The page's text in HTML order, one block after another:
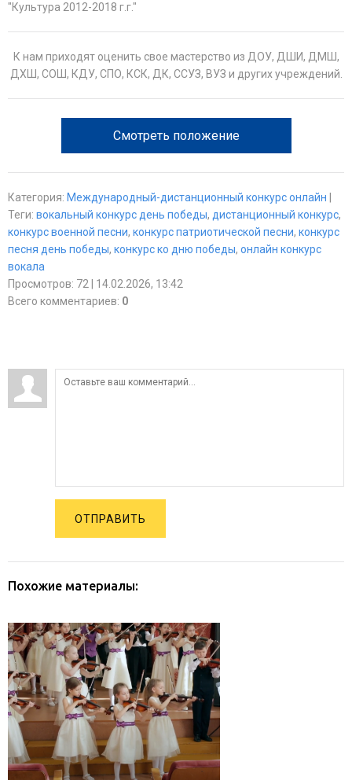
"Культура 2012-2018 г.г."
К нам приходят оценить свое мастерство из ДОУ, ДШИ, ДМШ,
ДХШ, СОШ, КДУ, СПО, КСК, ДК, ССУЗ, ВУЗ и других учреждений.
Смотреть положение
Категория: Международный-дистанционный конкурс онлайн
Теги: вокальный конкурс день победы, дистанционный конкурс,
конкурс военной песни, конкурс патриотической песни, конкурс
песня день победы, конкурс ко дню победы, онлайн конкурс
вокала
Просмотров: 72 | 14.02.2026, 13:42
Всего комментариев: 0
ОТПРАВИТЬ
Похожие материалы: